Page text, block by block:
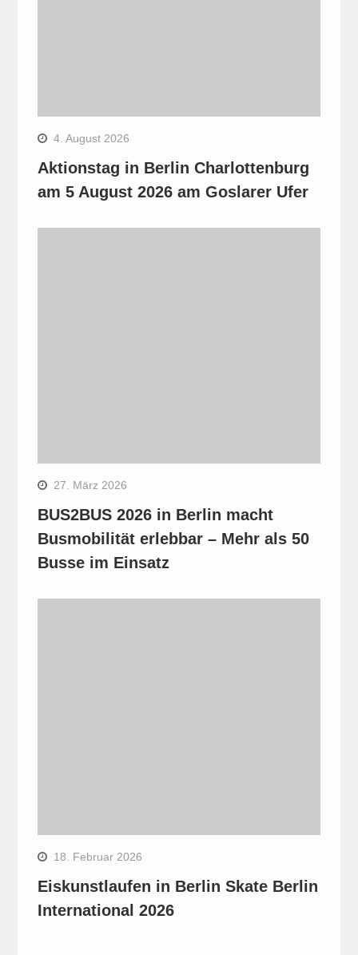
4. August 2026
Aktionstag in Berlin Charlottenburg
am 5 August 2026 am Goslarer Ufer
27. März 2026
BUS2BUS 2026 in Berlin macht
Busmobilität erlebbar – Mehr als 50
Busse im Einsatz
18. Februar 2026
Eiskunstlaufen in Berlin Skate Berlin
International 2026